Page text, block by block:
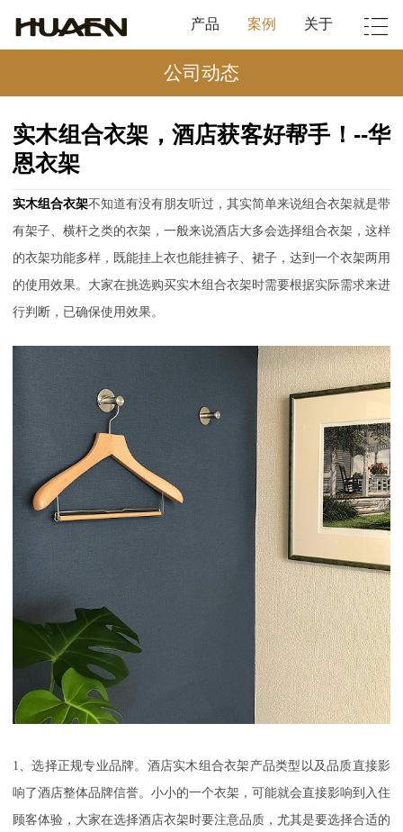
产品 案例 关于
公司动态
实木组合衣架，酒店获客好帮手！--华
恩衣架
实木组合衣架不知道有没有朋友听过，其实简单来说组合衣架就是带
有架子、横杆之类的衣架，一般来说酒店大多会选择组合衣架，这样
的衣架功能多样，既能挂上衣也能挂裤子、裙子，达到一个衣架两用
的使用效果。大家在挑选购买实木组合衣架时需要根据实际需求来进
行判断，已确保使用效果。
1、选择正规专业品牌。酒店实木组合衣架产品类型以及品质直接影
响了酒店整体品牌信誉。小小的一个衣架，可能就会直接影响到入住
顾客体验，大家在选择酒店衣架时要注意品质，尤其是要选择合适的